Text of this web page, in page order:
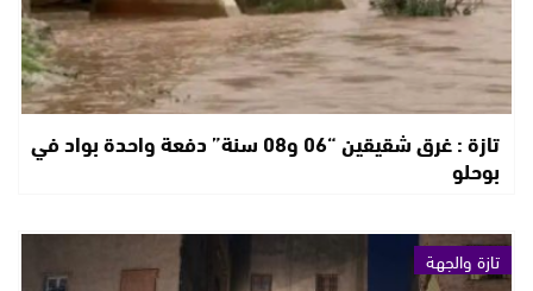
تازة : غرق شقيقين “06 و08 سنة” دفعة واحدة بواد في
بوحلو
تازة والجهة